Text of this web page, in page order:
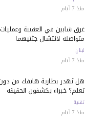
منذ 7 أيام
غرق شابين في العقيبة وعمليات
متواصلة لانتشال جثتيهما
لبنان
منذ 7 أيام
هل تُهدر بطارية هاتفك من
تعلم؟ خبراء يكشفون الحقيقة
تقنية
منذ 7 أيام